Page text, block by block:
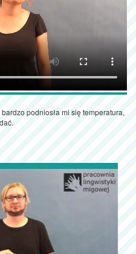
podniosła mi się temperatura,